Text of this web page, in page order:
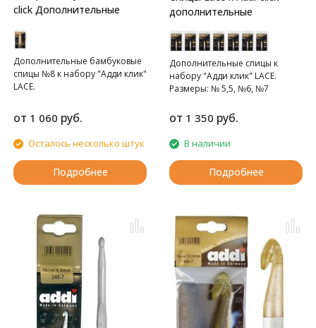
click Дополнительные
Дополнительные бамбуковые
спицы №8 к набору "Адди клик"
LACE.
от 1 060 руб.
Осталось несколько штук
Подробнее
дополнительные
Дополнительные спицы к
набору "Адди клик" LACE.
Размеры: № 5,5, №6, №7
от 1 350 руб.
В наличии
Подробнее